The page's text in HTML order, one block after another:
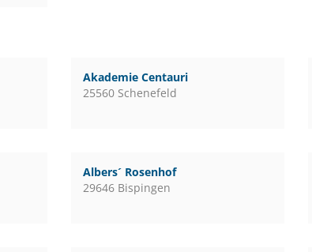
Akademie Centauri
25560 Schenefeld
Albers´ Rosenhof
29646 Bispingen